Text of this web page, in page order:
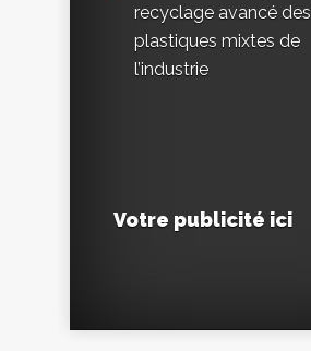
recyclage avancé des
plastiques mixtes de
l’industrie
Votre publicité ici